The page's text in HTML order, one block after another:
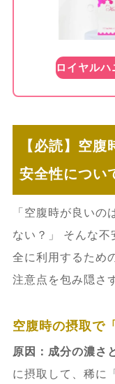
ロイヤル
【必読】空
安全性につい
「空腹時が良いの
ない？」 そんな
全に利用するため
注意点を包み隠さ
空腹時の摂取で
原因：成分の濃さ
に摂取して、稀に